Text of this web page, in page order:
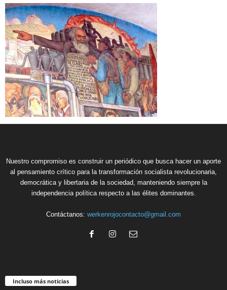
Nuestro compromiso es construir un periódico que busca hacer un aporte
al pensamiento crítico para la transformación socialista revolucionaria,
democrática y libertaria de la sociedad, manteniendo siempre la
independencia política respecto a las élites dominantes.
Contáctanos: werkenrojocontacto@gmail.com
Incluso más noticias